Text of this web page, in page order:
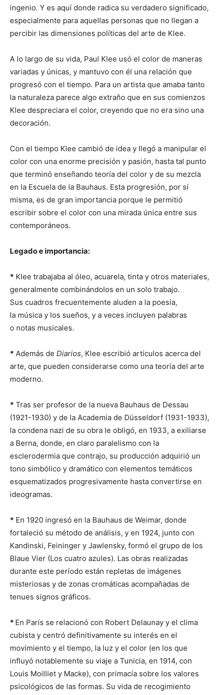
ingenio. Y es aquí donde radica su verdadero significado,
especialmente para aquellas personas que no llegan a
percibir las dimensiones políticas del arte de Klee.
A lo largo de su vida, Paul Klee usó el color de maneras
variadas y únicas, y mantuvo con él una relación que
progresó con el tiempo. Para un artista que amaba tanto
la naturaleza parece algo extraño que en sus comienzos
Klee despreciara el color, creyendo que no era sino una
decoración.
Con el tiempo Klee cambió de idea y llegó a manipular el
color con una enorme precisión y pasión, hasta tal punto
que terminó enseñando teoría del color y de su mezcla
en la Escuela de la Bauhaus. Esta progresión, por sí
misma, es de gran importancia porque le permitió
escribir sobre el color con una mirada única entre sus
contemporáneos.
Legado e importancia:
* Klee trabajaba al óleo, acuarela, tinta y otros materiales,
generalmente combinándolos en un solo trabajo.
Sus cuadros frecuentemente aluden a la poesía,
la música y los sueños, y a veces incluyen palabras
o notas musicales.
* Además de Diarios, Klee escribió artículos acerca del
arte, que pueden considerarse como una teoría del arte
moderno.
* Tras ser profesor de la nueva Bauhaus de Dessau
(1921-1930) y de la Academia de Düsseldorf (1931-1933),
la condena nazi de su obra le obligó, en 1933, a exiliarse
a Berna, donde, en claro paralelismo con la
esclerodermia que contrajo, su producción adquirió un
tono simbólico y dramático con elementos temáticos
esquematizados progresivamente hasta convertirse en
ideogramas.
* En 1920 ingresó en la Bauhaus de Weimar, donde
fortaleció su método de análisis, y en 1924, junto con
Kandinski, Feininger y Jawlensky, formó el grupo de los
Blaue Vier (Los cuatro azules). Las obras realizadas
durante este período están repletas de imágenes
misteriosas y de zonas cromáticas acompañadas de
tenues signos gráficos.
* En París se relacionó con Robert Delaunay y el clima
cubista y centró definitivamente su interés en el
movimiento y el tiempo, la luz y el color (en los que
influyó notablemente su viaje a Tunicia, en 1914, con
Louis Moilliet y Macke), con primacía sobre los valores
psicológicos de las formas. Su vida de recogimiento